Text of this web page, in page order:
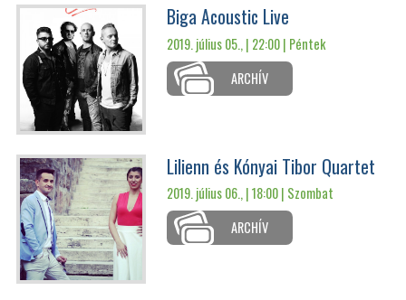
Biga Acoustic Live
2019. július 05., | 22:00 | Péntek
ARCHÍV
Lilienn és Kónyai Tibor Quartet
2019. július 06., | 18:00 | Szombat
ARCHÍV